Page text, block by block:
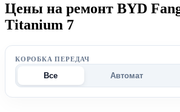
Цены на ремонт BYD
Titanium 7
КОРОБКА ПЕРЕДАЧ
Все Автомат